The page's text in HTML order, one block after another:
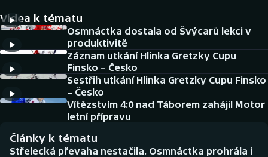
Cyklistika
DALŠÍ SPORTY
Americký fotbal
Baseball a softbal
Basketbal
NEPŘEHLÉDNĚTE
Historické návraty
Videa k tématu
Osmnáctka dostala od Švýcarů lekci v
produktivitě
Záznam utkání Hlinka Gretzky Cupu
Finsko – Česko
Sestřih utkání Hlinka Gretzky Cupu Finsko
– Česko
Vítězstvím 4:0 nad Táborem zahájil Motor
letní přípravu
Články k tématu
Střelecká převaha nestačila. Osmnáctka prohrála i